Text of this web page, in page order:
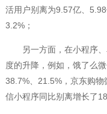
活用户别离为9.57亿、
3.2%；
另一方面，在小程序、
度的升降，例如，饿了么
38.7%、21.5%，京东购
信小程序同比别离增长了